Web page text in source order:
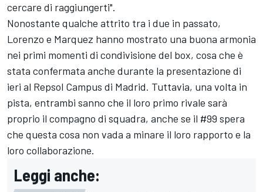
cercare di raggiungerti".
Nonostante qualche attrito tra i due in passato,
Lorenzo e Marquez hanno mostrato una buona armonia
nei primi momenti di condivisione del box, cosa che è
stata confermata anche durante la presentazione di
ieri al Repsol Campus di Madrid. Tuttavia, una volta in
pista, entrambi sanno che il loro primo rivale sarà
proprio il compagno di squadra, anche se il #99 spera
che questa cosa non vada a minare il loro rapporto e la
loro collaborazione.
Leggi anche: